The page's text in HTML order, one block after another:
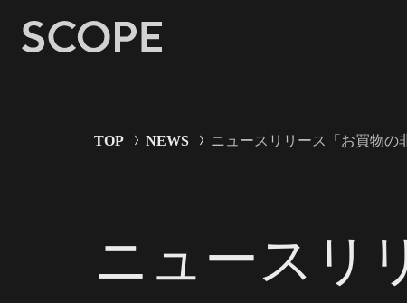
TOP NEWS ニュースリリース「お買物の
ニュースリ